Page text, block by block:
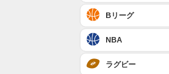
Bリーグ
NBA
ラグビー